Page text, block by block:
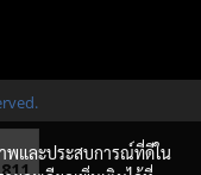
พและประสบการณ์ที่ดีใน